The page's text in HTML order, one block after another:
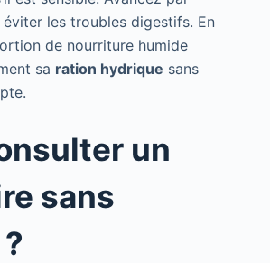
les troubles digestifs. En
de nourriture humide
sa ration hydrique sans
un
sans